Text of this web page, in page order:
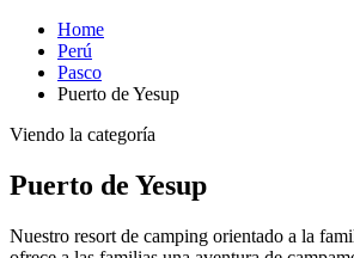
Home
Perú
Pasco
Puerto de Yesup
Viendo la categoría
Puerto de Yesup
Nuestro resort de camping orientado a la